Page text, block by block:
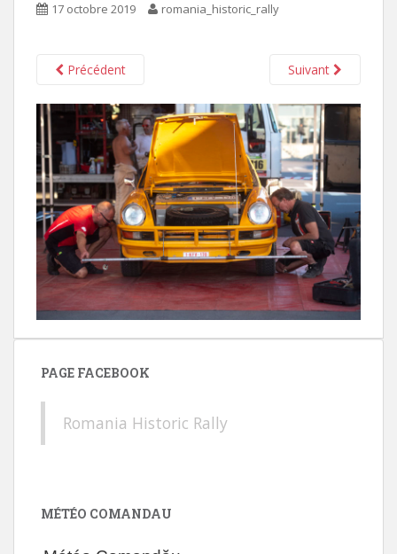
17 octobre 2019 romania_historic_rally
Précédent Suivant
PAGE FACEBOOK
Romania Historic Rally
MÉTÉO COMANDAU